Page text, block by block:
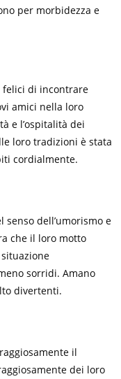
per morbidezza e
felici di incontrare
amici nella loro
e l’ospitalità dei
loro tradizioni è stata
cordialmente.
senso dell’umorismo e
che il loro motto
sorridi. Amano
divertenti.
il
dei loro